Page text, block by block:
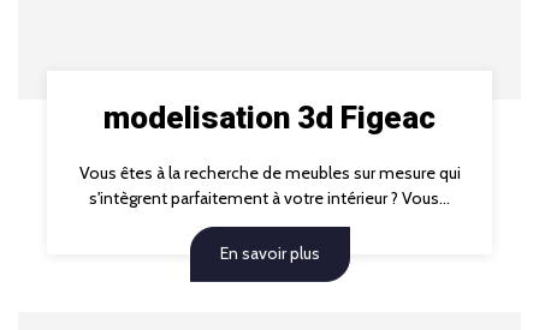
modelisation 3d Figeac
Vous êtes à la recherche de meubles sur mesure qui
s'intègrent parfaitement à votre intérieur ? Vous...
En savoir plus